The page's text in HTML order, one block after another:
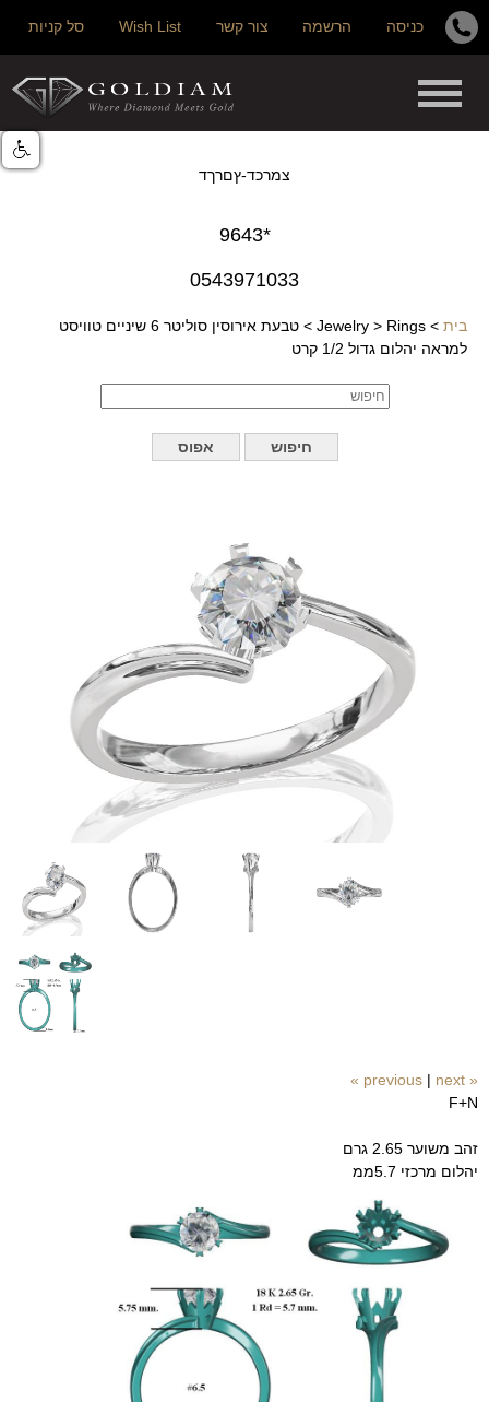
כניסה הרשמה צור קשר Wish List סל קניות
צמרכד-ץםרךד
*9643
0543971033
בית >
Jewelry > Rings
>
טבעת אירוסין סוליטר 6 שיניים טוויסט
למראה יהלום גדול 1/2 קרט
« previous
| next »
F+N
זהב משוער 2.65 גרם
יהלום מרכזי 5.7ממ